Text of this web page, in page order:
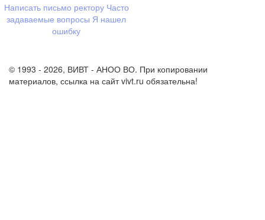
Написать письмо ректору Часто
задаваемые вопросы Я нашел
ошибку
© 1993 - 2026, ВИВТ - АНОО ВО. При копировании
материалов, ссылка на сайт vivt.ru обязательна!